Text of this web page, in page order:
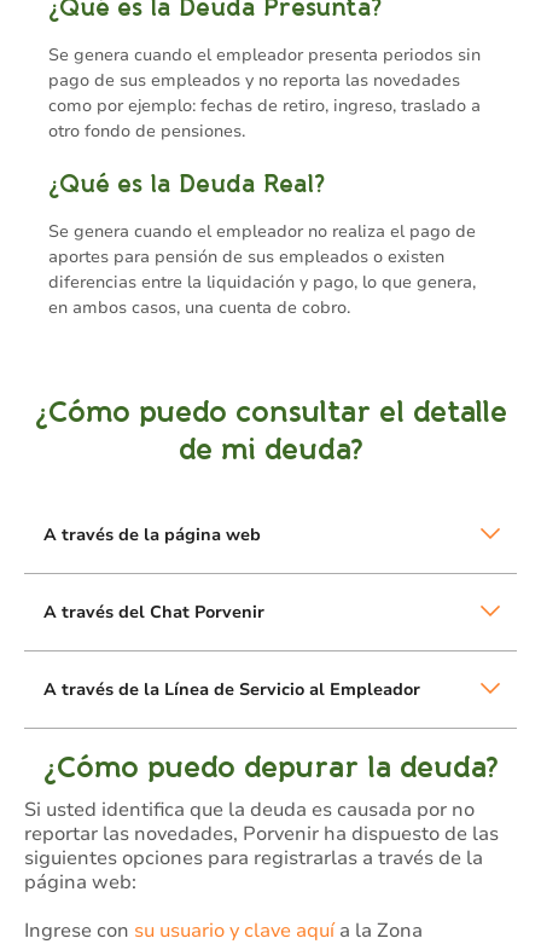
¿Qué es la Deuda Presunta?
Se genera cuando el empleador presenta periodos sin
pago de sus empleados y no reporta las novedades
como por ejemplo: fechas de retiro, ingreso, traslado a
otro fondo de pensiones.
¿Qué es la Deuda Real?
Se genera cuando el empleador no realiza el pago de
aportes para pensión de sus empleados o existen
diferencias entre la liquidación y pago, lo que genera,
en ambos casos, una cuenta de cobro.
¿Cómo puedo consultar el detalle
de mi deuda?
A través de la página web
A través del Chat Porvenir
A través de la Línea de Servicio al Empleador
¿Cómo puedo depurar la deuda?
Si usted identifica que la deuda es causada por no
reportar las novedades, Porvenir ha dispuesto de las
siguientes opciones para registrarlas a través de la
página web:
Ingrese con su usuario y clave aquía la Zona